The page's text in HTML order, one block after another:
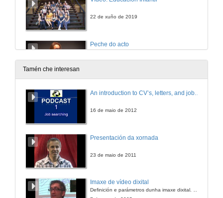
22 de xuño de 2019
Peche do acto
22 de xuño de 2019
In The Jungle the mighty Jungle
Tamén che interesan
An introduction to CV’s, letters, and job searching
16 de maio de 2012
Presentación da xornada
23 de maio de 2011
Imaxe de vídeo dixital